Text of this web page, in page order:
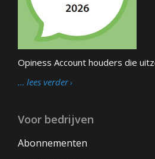
Opiness Account houders die
… lees verder
Voor bedrijven
Abonnementen